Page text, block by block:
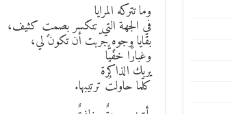
وما تتركه المرايا
في الجهة التي تنكسر بصمتٍ كثيف،
بقايا وجوهٍ جرّبت أن تكون لي،
وغبارًا خفيًّا
يربك الذاكرة
كلّما حاولتُ ترتيبها.